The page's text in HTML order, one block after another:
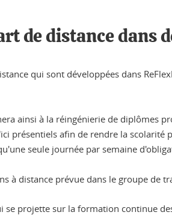
de distance dans
qui sont développées dans
ainsi à la réingénierie de diplômes
présentiels afin de rendre la
seule journée par semaine
à distance prévue dans le groupe de
se projette sur la formation continue